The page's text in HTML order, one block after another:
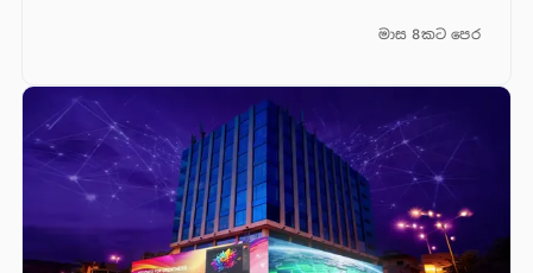
මාස 8කට පෙර